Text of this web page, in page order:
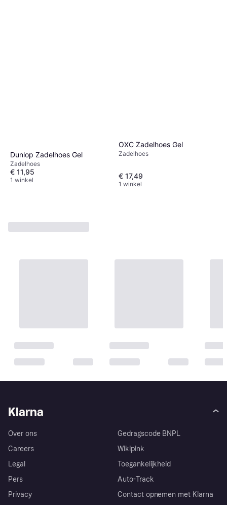
Dunlop Zadelhoes Gel
Zadelhoes
€ 11,95
1 winkel
OXC Zadelhoes Gel
Zadelhoes
€ 17,49
1 winkel
Klarna
Over ons
Careers
Legal
Pers
Privacy
Gedragscode BNPL
Wikipink
Toegankelijkheid
Auto-Track
Contact opnemen met Klarna